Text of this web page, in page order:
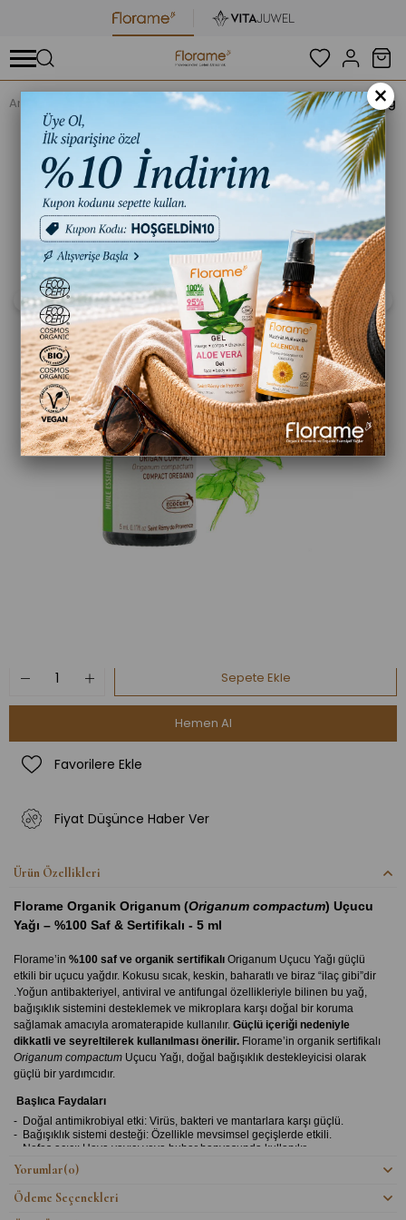
Anasayfa Organik Aromaterapi
Favorilere Ekle
Fiyat Düşünce Haber Ver
Ürün Özellikleri
Florame Organik Origanum (Origanum compactum) Uçucu
Yağı – %100 Saf & Sertifikalı - 5 ml
Florame’in %100 saf ve organik sertifikalı Origanum Uçucu Yağı güçlü
etkili bir uçucu yağdır. Kokusu sıcak, keskin, baharatlı ve biraz “ilaç gibi”dir
.Yoğun antibakteriyel, antiviral ve antifungal özellikleriyle bilinen bu yağ,
bağışıklık sistemini desteklemek ve mikroplara karşı doğal bir koruma
sağlamak amacıyla aromaterapide kullanılır. Güçlü içeriği nedeniyle
dikkatli ve seyreltilerek kullanılması önerilir. Florame’in organik sertifikalı
Origanum compactum Uçucu Yağı, doğal bağışıklık destekleyicisi olarak
güçlü bir yardımcıdır.
Başlıca Faydaları
- Doğal antimikrobiyal etki: Virüs, bakteri ve mantarlara karşı güçlü.
- Bağışıklık sistemi desteği: Özellikle mevsimsel geçişlerde etkili.
Nefes açıcı: Hava yayıcı veya buhar banyosunda kullanılır.
-Kas ve eklem rahatlatıcı: Masaj yağı olarak gerginliği azaltır.
Neden Florame Origanum Yağı?
1. Gerçek Organik Sertifika – Ecocert Onaylı
Yorumlar(0)
Ödeme Seçenekleri
×